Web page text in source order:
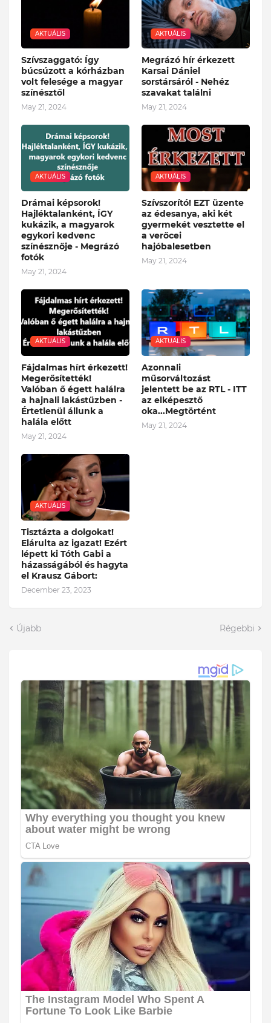
AKTUÁLIS
Szívszaggató: Így
búcsúzott a kórházban
volt felesége a magyar
színésztől
May 21, 2024
AKTUÁLIS
Megrázó hír érkezett
Karsai Dániel
sorstársáról - Nehéz
szavakat találni
May 21, 2024
AKTUÁLIS
Drámai képsorok!
Hajléktalanként, ÍGY
kukázik, a magyarok
egykori kedvenc
színésznője - Megrázó
fotók
May 21, 2024
AKTUÁLIS
Szívszorító! EZT üzente
az édesanya, aki két
gyermekét vesztette el
a verőcei
hajóbalesetben
May 21, 2024
AKTUÁLIS
Fájdalmas hírt érkezett!
Megerősítették!
Valóban ő égett halálra
a hajnali lakástűzben -
Értetlenül állunk a
halála előtt
May 21, 2024
AKTUÁLIS
Azonnali
műsorváltozást
jelentett be az RTL - ITT
az elképesztő
oka...Megtörtént
May 21, 2024
AKTUÁLIS
Tisztázta a dolgokat!
Elárulta az igazat! Ezért
lépett ki Tóth Gabi a
házasságából és hagyta
el Krausz Gábort:
December 23, 2023
Újabb Régebbi